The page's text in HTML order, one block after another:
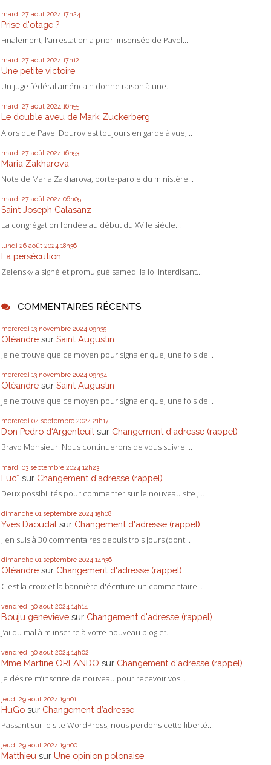
mardi 27 août 2024 17h24
Prise d'otage ?
Finalement, l'arrestation a priori insensée de Pavel...
mardi 27 août 2024 17h12
Une petite victoire
Un juge fédéral américain donne raison à une...
mardi 27 août 2024 16h55
Le double aveu de Mark Zuckerberg
Alors que Pavel Dourov est toujours en garde à vue,...
mardi 27 août 2024 16h53
Maria Zakharova
Note de Maria Zakharova, porte-parole du ministère...
mardi 27 août 2024 06h05
Saint Joseph Calasanz
La congrégation fondée au début du XVIIe siècle...
lundi 26 août 2024 18h36
La persécution
Zelensky a signé et promulgué samedi la loi interdisant...
COMMENTAIRES RÉCENTS
mercredi 13 novembre 2024 09h35
Oléandre sur Saint Augustin
Je ne trouve que ce moyen pour signaler que, une fois de...
mercredi 13 novembre 2024 09h34
Oléandre sur Saint Augustin
Je ne trouve que ce moyen pour signaler que, une fois de...
mercredi 04 septembre 2024 21h17
Don Pedro d‘Argenteuil sur Changement d'adresse (rappel)
Bravo Monsieur. Nous continuerons de vous suivre....
mardi 03 septembre 2024 12h23
Luc* sur Changement d'adresse (rappel)
Deux possibilités pour commenter sur le nouveau site ;...
dimanche 01 septembre 2024 15h08
Yves Daoudal sur Changement d'adresse (rappel)
J'en suis à 30 commentaires depuis trois jours (dont...
dimanche 01 septembre 2024 14h36
Oléandre sur Changement d'adresse (rappel)
C'est la croix et la bannière d'écriture un commentaire...
vendredi 30 août 2024 14h14
Bouju genevieve sur Changement d'adresse (rappel)
J’ai du mal à m inscrire à votre nouveau blog et...
vendredi 30 août 2024 14h02
Mme Martine ORLANDO sur Changement d'adresse (rappel)
Je désire m’inscrire de nouveau pour recevoir vos...
jeudi 29 août 2024 19h01
HuGo sur Changement d’adresse
Passant sur le site WordPress, nous perdons cette liberté...
jeudi 29 août 2024 19h00
Matthieu sur Une opinion polonaise